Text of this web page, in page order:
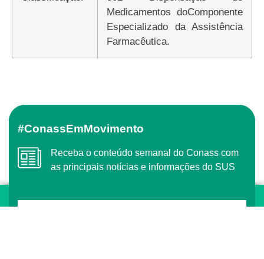
Medicamentos doComponente
Especializado da Assistência
Farmacêutica.
#ConassEmMovimento
Receba o conteúdo semanal do Conass com
as principais notícias e informações do SUS